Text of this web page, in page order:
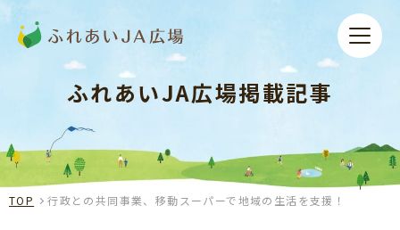
ふれあいJA広場掲載記事
TOP 行政との共同事業、移動スーパーで地域の生活を支援！